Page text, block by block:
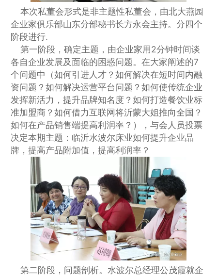
本次私董会形式是非主题性私董会，由北大燕园
企业家俱乐部山东分部秘书长方永会主持。分四个
阶段进行.
第一阶段，确定主题，由企业家用2分钟时间谈
各自企业发展及面临的困惑问题。在大家阐述的7
个问题中（如何引进人才？如何解决在短时间内融
资问题？如何解决运营平台问题？如何使传统企业
发挥新活力，提升品牌知名度？如何打造餐饮业标
准加盟商？如何借力互联网将沂蒙大姐推向全国？
如何在产品销售端提高利润率？），与会人员投票
决定本期主题：临沂水波尔床业如何提升企业品
牌，提高产品附加值，提高利润率？
第二阶段，问题剖析。水波尔总经理公茂霞就企